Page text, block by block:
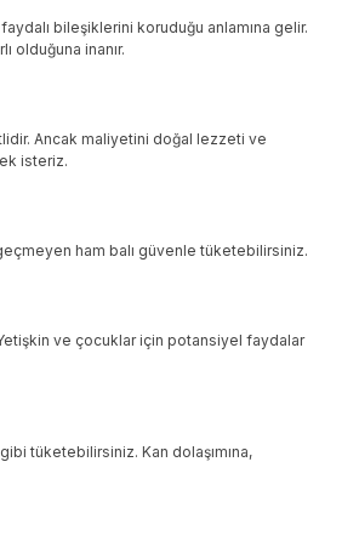
bileşiklerini koruduğu anlamına gelir.
olduğuna inanır.
Ancak maliyetini doğal lezzeti ve
isteriz.
ham balı güvenle tüketebilirsiniz.
ve çocuklar için potansiyel faydalar
tüketebilirsiniz. Kan dolaşımına,